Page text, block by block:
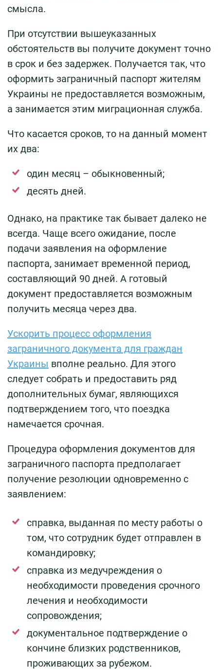
смысла.
При отсутствии вышеуказанных
обстоятельств вы получите документ точно
в срок и без задержек. Получается так, что
оформить заграничный паспорт жителям
Украины не предоставляется возможным,
а занимается этим миграционная служба.
Что касается сроков, то на данный момент
их два:
один месяц – обыкновенный;
десять дней.
Однако, на практике так бывает далеко не
всегда. Чаще всего ожидание, после
подачи заявления на оформление
паспорта, занимает временной период,
составляющий 90 дней. А готовый
документ предоставляется возможным
получить месяца через два.
Ускорить процесс оформления
заграничного документа для граждан
Украины вполне реально. Для этого
следует собрать и предоставить ряд
дополнительных бумаг, являющихся
подтверждением того, что поездка
намечается срочная.
Процедура оформления документов для
заграничного паспорта предполагает
получение резолюции одновременно с
заявлением:
справка, выданная по месту работы о
том, что сотрудник будет отправлен в
командировку;
справка из медучреждения о
необходимости проведения срочного
лечения и необходимости
сопровождения;
документальное подтверждение о
кончине близких родственников,
проживающих за рубежом.